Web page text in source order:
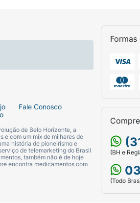
Fale Conosco
de Belo Horizonte, a
e com um mix de milhares de
história de pioneirismo e
de telemarketing do Brasil
também não é de hoje
encontra medicamentos com
(BH e
(Todo